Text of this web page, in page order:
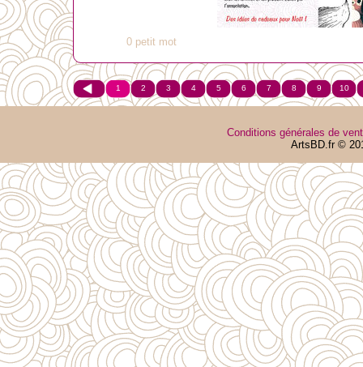
0 petit mot
1 2 3 4 5 6 7 8 9 10
Conditions générales de
ArtsBD.fr ©